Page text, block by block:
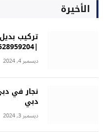
الأخيرة
تركيب
|0528959204
ديسمبر 4, 2024
دبي
ديسمبر 3, 2024